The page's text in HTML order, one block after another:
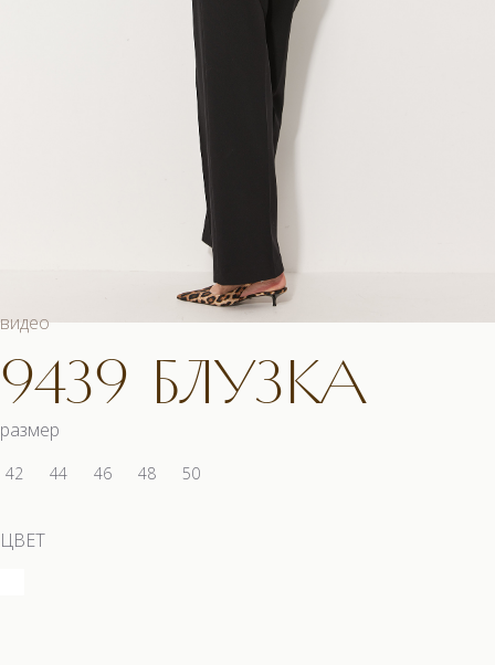
видео
9439 БЛУЗКА
размер
42 44 46 48 50
ЦВЕТ